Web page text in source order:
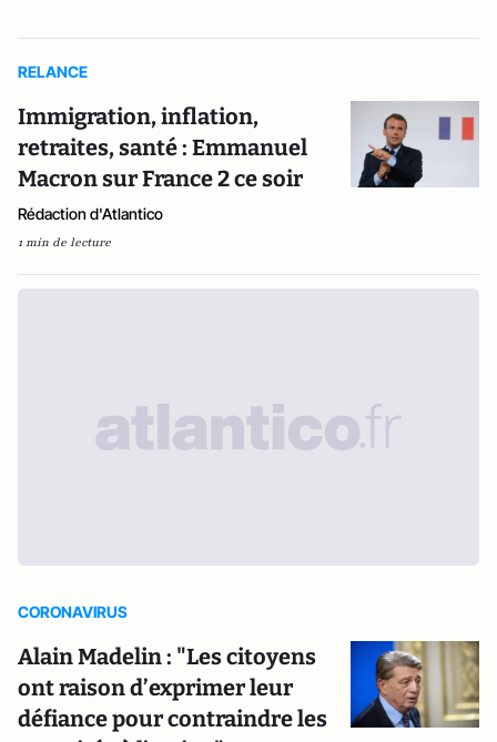
RELANCE
Immigration, inflation,
retraites, santé : Emmanuel
Macron sur France 2 ce soir
Rédaction d'Atlantico
1 min de lecture
CORONAVIRUS
Alain Madelin : "Les citoyens
ont raison d’exprimer leur
défiance pour contraindre les